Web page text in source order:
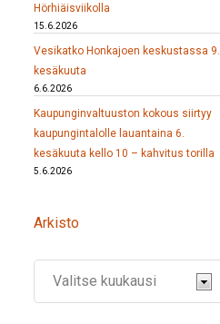
Hörhiäisviikolla
15.6.2026
Vesikatko Honkajoen keskustassa 9.
kesäkuuta
6.6.2026
Kaupunginvaltuuston kokous siirtyy
kaupungintalolle lauantaina 6.
kesäkuuta kello 10 – kahvitus torilla
5.6.2026
Arkisto